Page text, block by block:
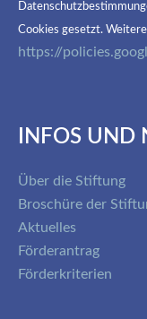
Cookies gesetzt.
https://
INFOS UND
Über die Stiftung
Broschüre der
Aktuelles
Förderantrag
Förderkriterien